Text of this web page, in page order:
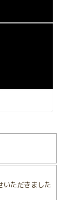
ただきました